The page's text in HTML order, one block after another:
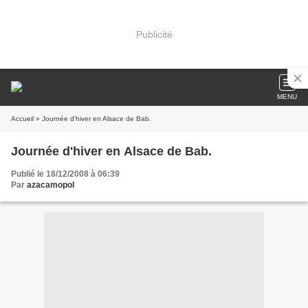
Publicité
MENU
Accueil » Journée d'hiver en Alsace de Bab.
Journée d'hiver en Alsace de Bab.
Publié le 18/12/2008 à 06:39
Par azacamopol